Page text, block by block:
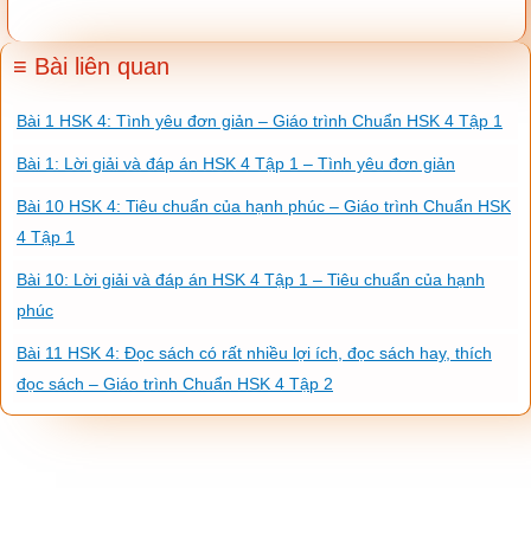
≡ Bài liên quan
Bài 1 HSK 4: Tình yêu đơn giản – Giáo trình Chuẩn HSK 4 Tập 1
Bài 1: Lời giải và đáp án HSK 4 Tập 1 – Tình yêu đơn giản
Bài 10 HSK 4: Tiêu chuẩn của hạnh phúc – Giáo trình Chuẩn HSK
4 Tập 1
Bài 10: Lời giải và đáp án HSK 4 Tập 1 – Tiêu chuẩn của hạnh
phúc
Bài 11 HSK 4: Đọc sách có rất nhiều lợi ích, đọc sách hay, thích
đọc sách – Giáo trình Chuẩn HSK 4 Tập 2